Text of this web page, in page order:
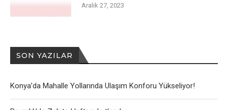
Aralık 27, 2023
SON YAZILAR
Konya’da Mahalle Yollarında Ulaşım Konforu Yükseliyor!